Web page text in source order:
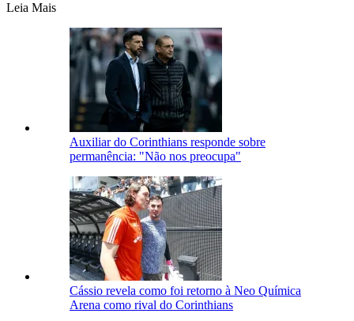
Leia Mais
Auxiliar do Corinthians responde sobre
permanência: "Não nos preocupa"
Cássio revela como foi retorno à Neo Química
Arena como rival do Corinthians